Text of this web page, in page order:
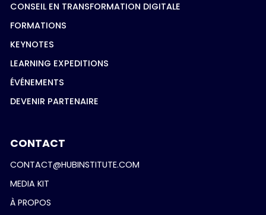
CONSEIL EN TRANSFORMATION DIGITALE
FORMATIONS
KEYNOTES
LEARNING EXPEDITIONS
ÉVÉNEMENTS
DEVENIR PARTENAIRE
CONTACT
CONTACT@HUBINSTITUTE.COM
MEDIA KIT
À PROPOS